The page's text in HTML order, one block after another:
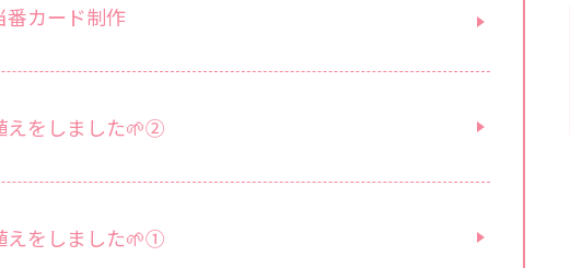
番カード制作
をしました🌱②
をしました🌱①